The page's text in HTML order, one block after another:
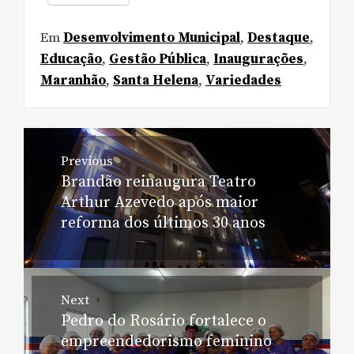
EmDesenvolvimento Municipal, Destaque,
Educação, Gestão Pública, Inaugurações,
Maranhão, Santa Helena, Variedades
Navegação
Post
Previous
Previous
post:
Brandão reinaugura Teatro
Arthur Azevedo após maior
reforma dos últimos 30 anos
Next
Next
post:
Pedro do Rosário fortalece o
empreendedorismo feminino